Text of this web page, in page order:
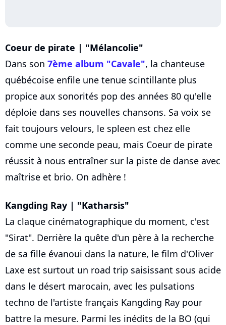
Coeur de pirate | "Mélancolie"
Dans son 7ème album "Cavale", la chanteuse
québécoise enfile une tenue scintillante plus
propice aux sonorités pop des années 80 qu'elle
déploie dans ses nouvelles chansons. Sa voix se
fait toujours velours, le spleen est chez elle
comme une seconde peau, mais Coeur de pirate
réussit à nous entraîner sur la piste de danse avec
maîtrise et brio. On adhère !
Kangding Ray | "Katharsis"
La claque cinématographique du moment, c'est
"Sirat". Derrière la quête d'un père à la recherche
de sa fille évanoui dans la nature, le film d'Oliver
Laxe est surtout un road trip saisissant sous acide
dans le désert marocain, avec les pulsations
techno de l'artiste français Kangding Ray pour
battre la mesure. Parmi les inédits de la BO (qui